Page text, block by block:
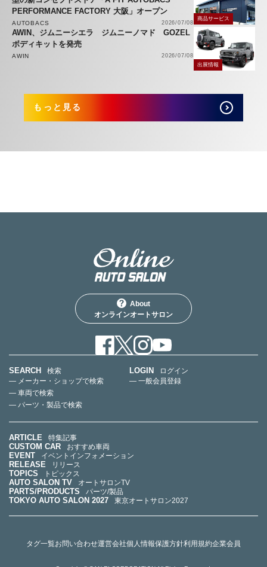
PERFORMANCE FACTORY 大阪」オープン
AUTOBACS 2026/07/08
商品サービス
AWIN、ジムニーシエラ ジムニーノマド GOZEL
ボディキットを発売
AWIN
2026/07/08
出展情報
もっと見る
About
オンラインオートサロン
SEARCH
検索
— メーカー・ショップで検索
— 車両で検索
— パーツ・製品で検索
LOGIN
ログイン
— 一般会員登録
ARTICLE 特集記事
CUSTOM CAR おすすめ車両
EVENT イベントインフォメーション
RELEASE リリース
TOPICS トピックス
AUTO SALON TV オートサロンTV
PARTS/PRODUCTS パーツ/製品
TOKYO AUTO SALON 2027 東京オートサロン2027
タグ一覧お問い合わせ運営会社個人情報保護方針利用規約企業会員